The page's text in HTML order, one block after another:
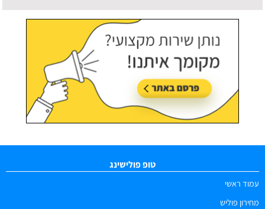
עודכן לאחרונה:09/08/2026, בשעה 13:06
טופ פולישינג
עמוד ראשי
מחירון פוליש